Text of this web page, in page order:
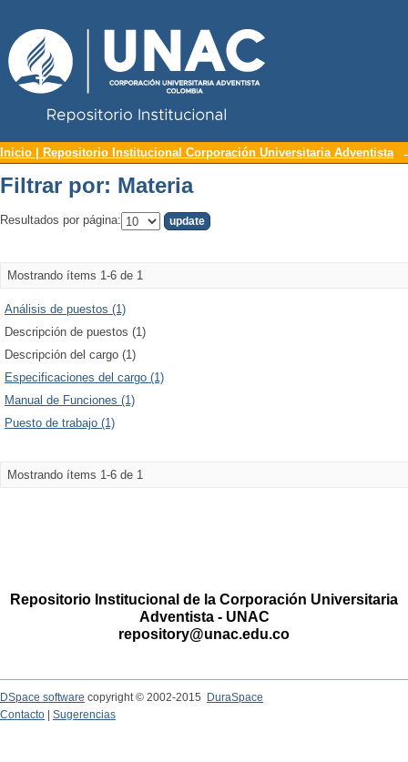
Filtrar por: Materia
Inicio | Repositorio Institucional Corporación Universitaria Adventista
Filtrar por: Materia
Resultados por página:
Mostrando ítems 1-6 de 1
Análisis de puestos (1)
Descripción de puestos (1)
Descripción del cargo (1)
Especificaciones del cargo (1)
Manual de Funciones (1)
Puesto de trabajo (1)
Mostrando ítems 1-6 de 1
Repositorio Institucional de la Corporación Universitaria
Adventista - UNAC
repository@unac.edu.co
DSpace software copyright © 2002-2015
DuraSpace
Contacto
Sugerencias